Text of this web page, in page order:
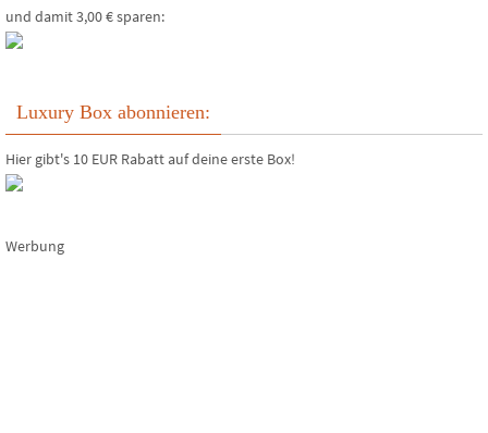
und damit 3,00 € sparen:
Luxury Box abonnieren:
Hier gibt's 10 EUR Rabatt auf deine erste Box!
Werbung